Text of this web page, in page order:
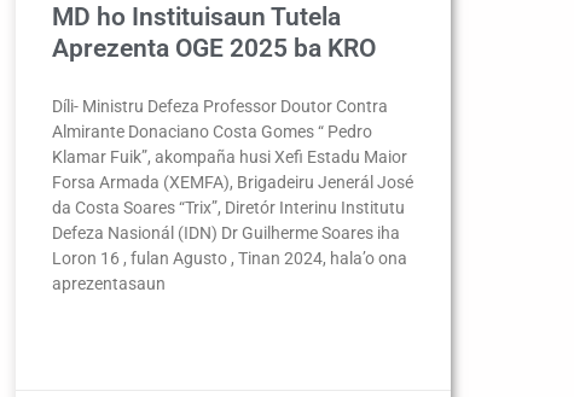
MD ho Instituisaun Tutela
Aprezenta OGE 2025 ba KRO
Díli- Ministru Defeza Professor Doutor Contra
Almirante Donaciano Costa Gomes “ Pedro
Klamar Fuik”, akompaña husi Xefi Estadu Maior
Forsa Armada (XEMFA), Brigadeiru Jenerál José
da Costa Soares “Trix”, Diretór Interinu Institutu
Defeza Nasionál (IDN) Dr Guilherme Soares iha
Loron 16 , fulan Agusto , Tinan 2024, hala’o ona
aprezentasaun